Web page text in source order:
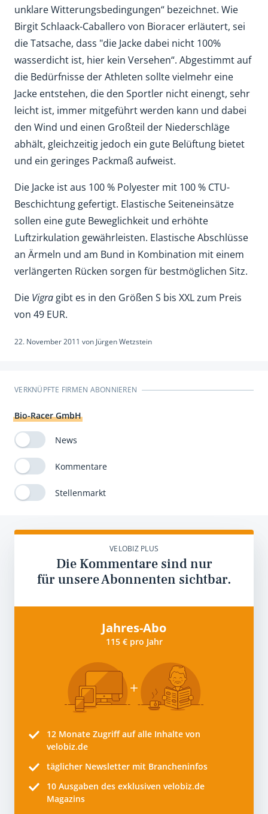
unklare Witterungsbedingungen“ bezeichnet. Wie
Birgit Schlaack-Caballero von Bioracer erläutert, sei
die Tatsache, dass "die Jacke dabei nicht 100%
wasserdicht ist, hier kein Versehen“. Abgestimmt auf
die Bedürfnisse der Athleten sollte vielmehr eine
Jacke entstehen, die den Sportler nicht einengt, sehr
leicht ist, immer mitgeführt werden kann und dabei
den Wind und einen Großteil der Niederschläge
abhält, gleichzeitig jedoch ein gute Belüftung bietet
und ein geringes Packmaß aufweist.
Die Jacke ist aus 100 % Polyester mit 100 % CTU-
Beschichtung gefertigt. Elastische Seiteneinsätze
sollen eine gute Beweglichkeit und erhöhte
Luftzirkulation gewährleisten. Elastische Abschlüsse
an Ärmeln und am Bund in Kombination mit einem
verlängerten Rücken sorgen für bestmöglichen Sitz.
Die Vigra gibt es in den Größen S bis XXL zum Preis
von 49 EUR.
22. November 2011 von Jürgen Wetzstein
VERKNÜPFTE FIRMEN ABONNIEREN
Bio-Racer GmbH
News
Kommentare
Stellenmarkt
VELOBIZ PLUS
Die Kommentare sind nur
für unsere Abonnenten sichtbar.
Jahres-Abo
115 € pro Jahr
12 Monate Zugriff auf alle Inhalte von
velobiz.de
täglicher Newsletter mit Brancheninfos
10 Ausgaben des exklusiven velobiz.de
Magazins